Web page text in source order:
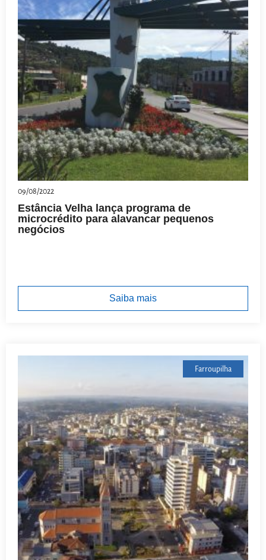
09/08/2022
Estância Velha lança programa de
microcrédito para alavancar pequenos
negócios
Saiba mais
Farroupilha